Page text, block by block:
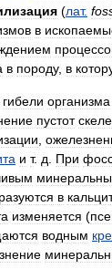
(лат.
в
в породу, в
гибели организма
пустот
и т. д При
в
изменяется (
водным